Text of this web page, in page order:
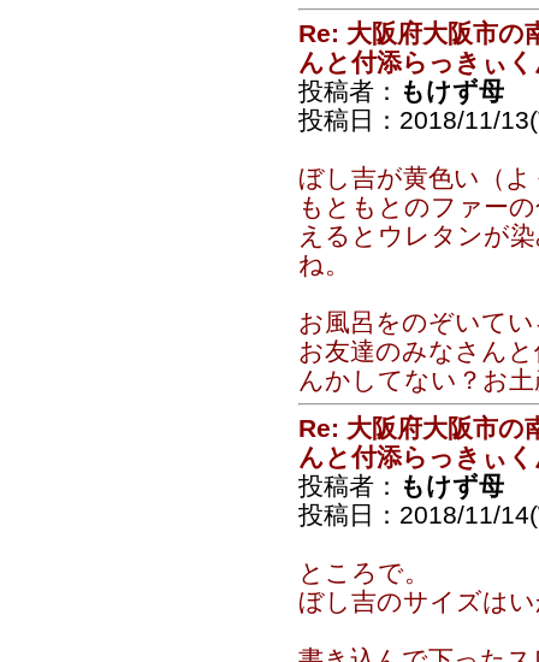
Re: 大阪府大阪市の
んと付添らっきぃ
投稿者： もけず母
投稿日：2018/11/
ぼし吉が黄色い（
もともとのファー
えるとウレタンが
ね。
お風呂をのぞいて
お友達のみなさん
んかしてない？お
Re: 大阪府大阪市の
んと付添らっきぃ
投稿者： もけず母
投稿日：2018/11/
ところで。
ぼし吉のサイズは